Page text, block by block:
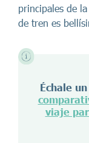
principales de
de tren es
Échale
viaje